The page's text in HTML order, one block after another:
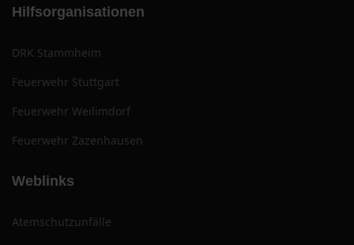
Hilfsorganisationen
DRK Stammheim
Feuerwehr Stuttgart
Feuerwehr Weilimdorf
Feuerwehr Zazenhausen
Weblinks
Atemschutzunfälle